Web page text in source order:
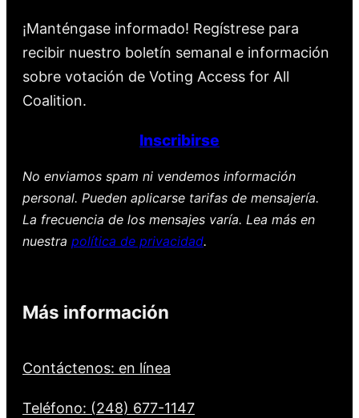
¡Manténgase informado! Regístrese para
recibir nuestro boletín semanal e información
sobre votación de Voting Access for All
Coalition.
Inscribirse
No enviamos spam ni vendemos información
personal. Pueden aplicarse tarifas de mensajería.
La frecuencia de los mensajes varía. Lea más en
nuestra política de privacidad.
Más información
Contáctenos: en línea
Teléfono: (248) 677-1147